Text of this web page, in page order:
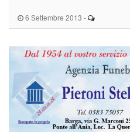
6 Settembre 2013 -